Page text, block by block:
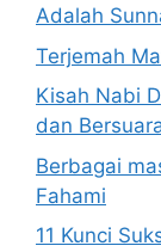
Adalah
Terjemah
Kisah Nabi
dan
Berbagai
Fahami
11 Kunci